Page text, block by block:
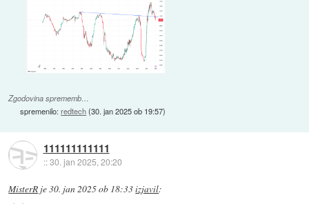
Zgodovina sprememb…
spremenilo:redtech(30. jan 2025 ob 19:57)
111111111111
::30. jan 2025, 20:20
MisterR je30. jan 2025 ob 18:33izjavil: